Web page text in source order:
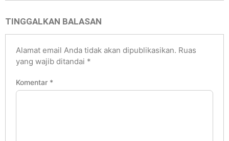
TINGGALKAN BALASAN
Alamat email Anda tidak akan dipublikasikan. Ruas
yang wajib ditandai *
Komentar *